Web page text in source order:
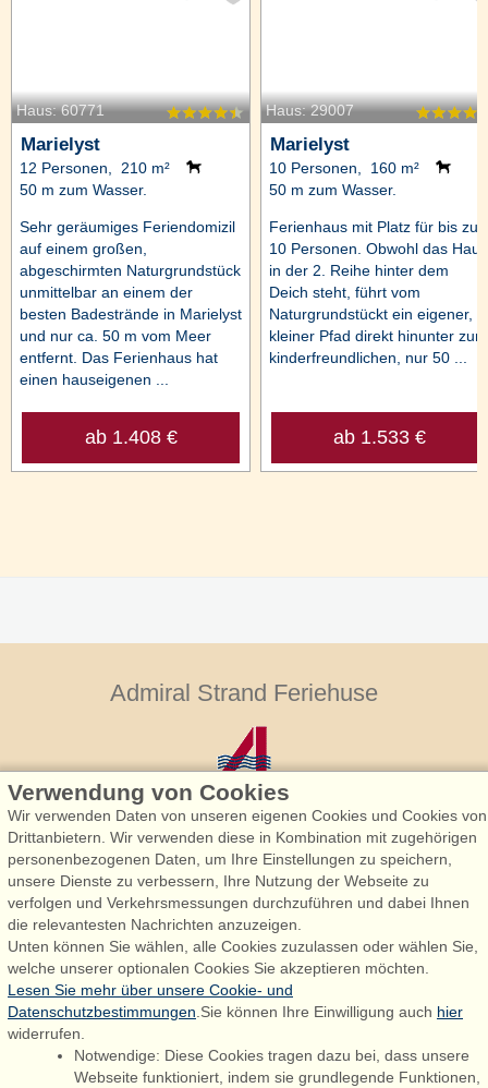
Haus: 60771
Marielyst
12 Personen, 210 m²
50 m zum Wasser.
Sehr geräumiges Feriendomizil
auf einem großen,
abgeschirmten Naturgrundstück
unmittelbar an einem der
besten Badestrände in Marielyst
und nur ca. 50 m vom Meer
entfernt. Das Ferienhaus hat
einen hauseigenen ...
ab 1.408 €
Haus: 29007
Marielyst
10 Personen, 160 m²
50 m zum Wasser.
Ferienhaus mit Platz für bis zu
10 Personen. Obwohl das Haus
in der 2. Reihe hinter dem
Deich steht, führt vom
Naturgrundstückt ein eigener,
kleiner Pfad direkt hinunter zum
kinderfreundlichen, nur 50 ...
ab 1.533 €
Admiral Strand Feriehuse
Admiral Strand Feriehuse, Lønne
Houstrupvej 170, Lønne
6830 Nørre Nebel
booking@admiralstrand.com
+45 70 60 87 78
Følg os på: Facebook
Verwendung von Cookies
Wir verwenden Daten von unseren eigenen Cookies und Cookies von
Drittanbietern. Wir verwenden diese in Kombination mit zugehörigen
personenbezogenen Daten, um Ihre Einstellungen zu speichern,
unsere Dienste zu verbessern, Ihre Nutzung der Webseite zu
verfolgen und Verkehrsmessungen durchzuführen und dabei Ihnen
die relevantesten Nachrichten anzuzeigen.
Unten können Sie wählen, alle Cookies zuzulassen oder wählen Sie,
welche unserer optionalen Cookies Sie akzeptieren möchten.
Lesen Sie mehr über unsere Cookie- und
Datenschutzbestimmungen .Sie können Ihre Einwilligung auch hier
widerrufen.
Notwendige: Diese Cookies tragen dazu bei, dass unsere
Webseite funktioniert, indem sie grundlegende Funktionen,